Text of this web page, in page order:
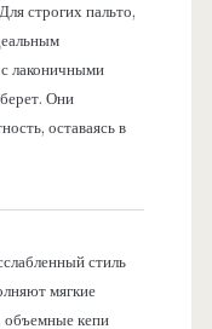
строгих пальто,
лаконичными
Они
оставаясь в
стиль
мягкие
объемные кепи